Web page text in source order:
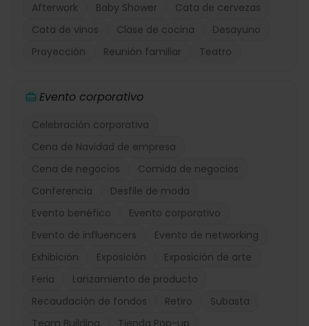
Afterwork Baby Shower
Cata de cervezas
Cata de vinos
Clase de cocina
Desayuno
Proyección
Reunión familiar Teatro
Evento corporativo
Celebración corporativa
Cena de Navidad de empresa
Cena de negocios
Comida de negocios
Conferencia
Desfile de moda
Evento benéfico
Evento corporativo
Evento de influencers
Evento de networking
Exhibición
Exposición
Exposición de arte
Feria
Lanzamiento de producto
Recaudación de fondos
Retiro
Subasta
Team Building
Tienda Pop-up